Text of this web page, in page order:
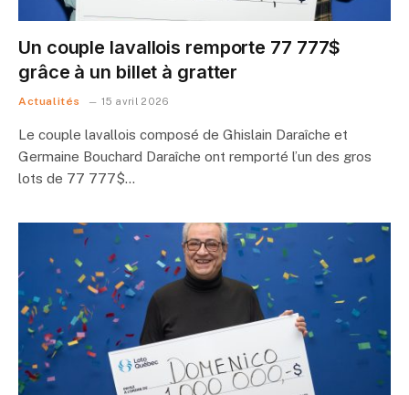
Un couple lavallois remporte 77 777$
grâce à un billet à gratter
Actualités 15 avril 2026
Le couple lavallois composé de Ghislain Daraîche et
Germaine Bouchard Daraîche ont remporté l’un des gros
lots de 77 777$…